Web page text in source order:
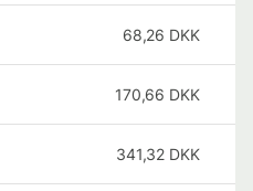
68,26 DKK
170,66 DKK
341,32 DKK